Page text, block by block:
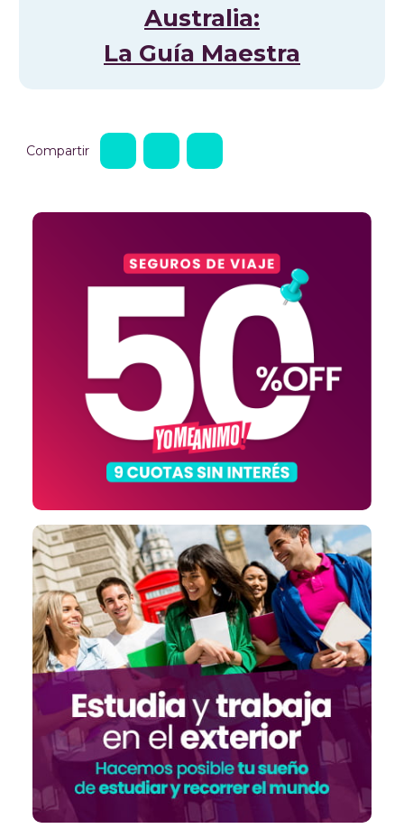
Australia:
La Guía Maestra
Compartir